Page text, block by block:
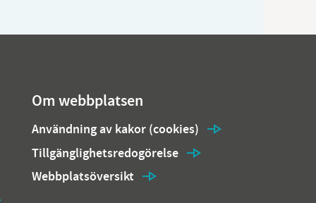
Om webbplatsen
Användning av kakor (cookies)
Tillgänglighetsredogörelse
Webbplatsöversikt